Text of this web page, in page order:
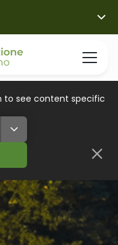
to see content specific